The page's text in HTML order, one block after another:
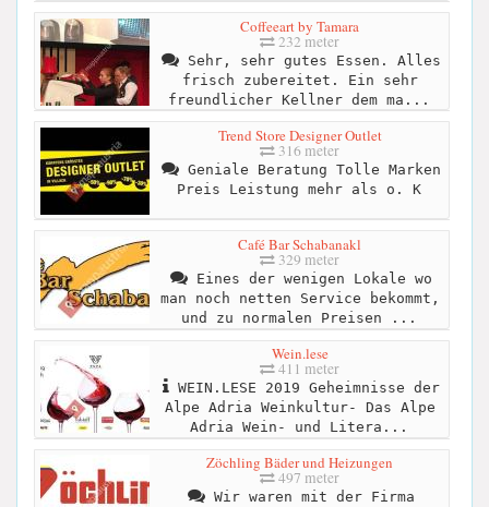
Coffeeart by Tamara
232 meter
Sehr, sehr gutes Essen. Alles
frisch zubereitet. Ein sehr
freundlicher Kellner dem ma...
Trend Store Designer Outlet
316 meter
Geniale Beratung Tolle Marken
Preis Leistung mehr als o. K
Café Bar Schabanakl
329 meter
Eines der wenigen Lokale wo
man noch netten Service bekommt,
und zu normalen Preisen ...
Wein.lese
411 meter
WEIN.LESE 2019 Geheimnisse der
Alpe Adria Weinkultur- Das Alpe
Adria Wein- und Litera...
Zöchling Bäder und Heizungen
497 meter
Wir waren mit der Firma